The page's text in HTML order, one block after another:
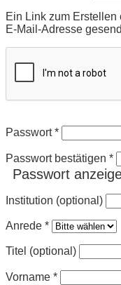
Ein Link zum
E-Mail-Adresse
Passwort*
Passwort bestätigen *
Passwort
Institution (optional)
Anrede *
Titel (optional)
Vorname *